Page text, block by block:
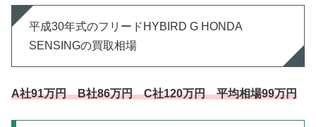
平成30年式のフリードHYBIRD G HONDA
SENSINGの買取相場
A社91万円 B社86万円 C社120万円 平均相場99万円